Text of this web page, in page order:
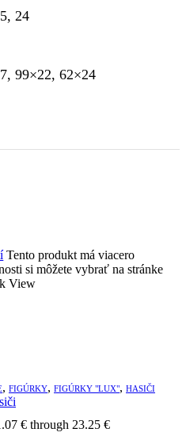
24
99×22, 62×24
Tento produkt má viacero
si môžete vybrať na stránke
View
, FIGÚRKY, FIGÚRKY "LUX", HASIČI
€ through 23.25 €